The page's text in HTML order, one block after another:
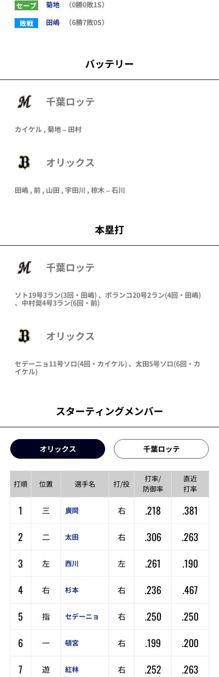
セーブ
菊地
（0勝0敗1S）
敗戦
田嶋 （6勝7敗0S）
バッテリー
千葉ロッテ
カイケル , 菊地– 田村
オリックス
田嶋 , 前 , 山田 , 宇田川 , 椋木–石川
本塁打
千葉ロッテ
ソト19号3ラン(3回・ 田嶋) 、 ポランコ20号2ラン(4回・ 田嶋)
、 中村奨4号3ラン(6回・ 前)
オリックス
セデーニョ 11号ソロ(4回・ カイケル) 、 太田5号ソロ(6回・ カ
イケル)
スターティングメンバー
オリックス 千葉ロッテ
打順 位置 選手名 打/投
打率/
防御率
直近
打率
1 三 廣岡 右 .218
.381
2
二 太田 右 .306
.263
3
左 西川 左 .261
.190
4
右 杉本 右 .236
.467
5
指 セデーニョ 右 .250
.250
6
一 頓宮 右 .199
.200
7
遊 紅林 右 .252
.263